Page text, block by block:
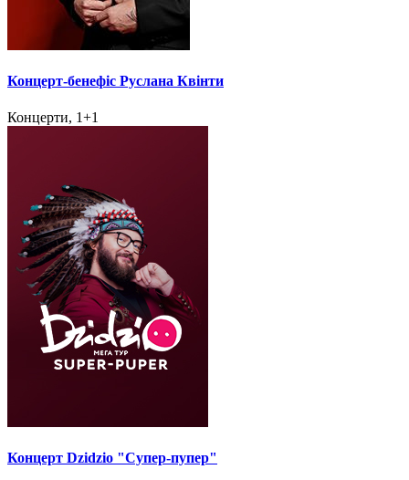
Концерт-бенефіс Руслана Квінти
Концерти, 1+1
Концерт Dzidzio "Супер-пупер"